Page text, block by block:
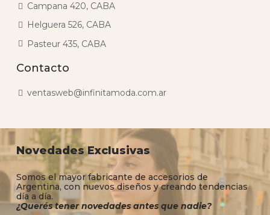
Campana 420, CABA
Helguera 526, CABA
Pasteur 435, CABA
Contacto
ventasweb@infinitamoda.com.ar
Novedades Exclusivas
Somos el mayor fabricante de accesorios de
Argentina, con nuevos diseños y creando tendencias
día a día.
¿Querés tener novedades antes que nadie?